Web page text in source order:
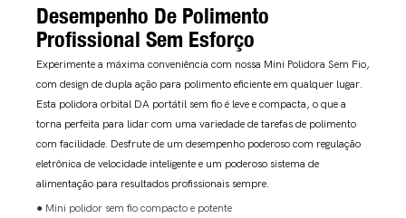
Desempenho De Polimento
Profissional Sem Esforço
Experimente a máxima conveniência com nossa Mini Polidora Sem Fio,
com design de dupla ação para polimento eficiente em qualquer lugar.
Esta polidora orbital DA portátil sem fio é leve e compacta, o que a
torna perfeita para lidar com uma variedade de tarefas de polimento
com facilidade. Desfrute de um desempenho poderoso com regulação
eletrônica de velocidade inteligente e um poderoso sistema de
alimentação para resultados profissionais sempre.
● Mini polidor sem fio compacto e potente